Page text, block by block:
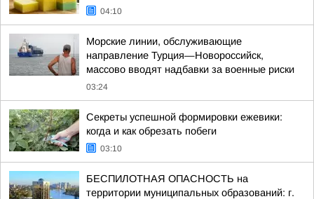
04:10
Морские линии, обслуживающие
направление Турция—Новороссийск,
массово вводят надбавки за военные риски
03:24
Секреты успешной формировки ежевики:
когда и как обрезать побеги
03:10
БЕСПИЛОТНАЯ ОПАСНОСТЬ на
территории муниципальных образований: г.